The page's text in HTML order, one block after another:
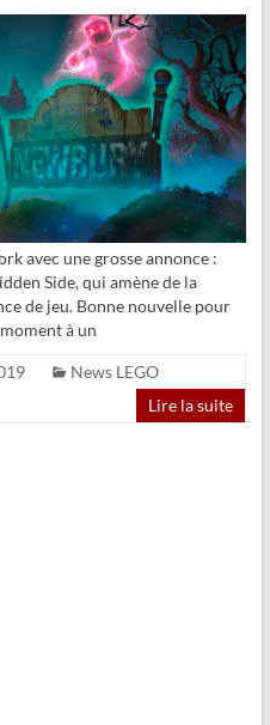
avec une grosse annonce :
Side, qui amène de la
de jeu. Bonne nouvelle pour
à un
News LEGO
Lire la suite